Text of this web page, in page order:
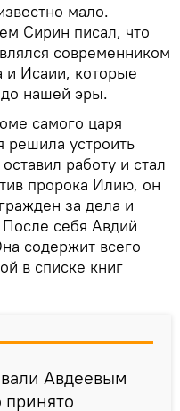
мало.
Сирин писал, что
современником
Исаии, которые
нашей эры.
самого царя
решила устроить
работу и стал
пророка Илию, он
за дела и
себя Авдий
содержит всего
в списке книг
Авдеевым